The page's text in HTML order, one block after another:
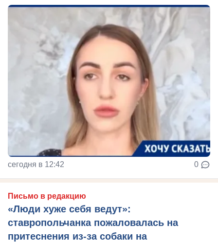
сегодня в 12:42 0
Письмо в редакцию
«Люди хуже себя ведут»:
ставропольчанка пожаловалась на
притеснения из-за собаки на